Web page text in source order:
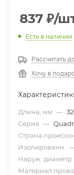
837 ₽/
Есть в наличии
Рассчитать
Хочу в
Длина, мм —
Серия —
Страна
Изолированн.
Наруж. диаметр
Материал